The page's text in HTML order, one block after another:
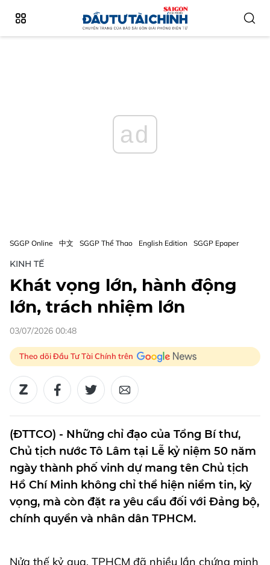
ad
SGGP Online 中文 SGGP Thể Thao English Edition SGGP Epaper
KINH TẾ
Khát vọng lớn, hành động
lớn, trách nhiệm lớn
03/07/2026 00:48
Theo dõi Đầu Tư Tài Chính trên
(ĐTTCO) - Những chỉ đạo của Tổng Bí thư,
Chủ tịch nước Tô Lâm tại Lễ kỷ niệm 50 năm
ngày thành phố vinh dự mang tên Chủ tịch
Hồ Chí Minh không chỉ thể hiện niềm tin, kỳ
vọng, mà còn đặt ra yêu cầu đối với Đảng bộ,
chính quyền và nhân dân TPHCM.
Nửa thế kỷ qua, TPHCM đã nhiều lần chứng minh